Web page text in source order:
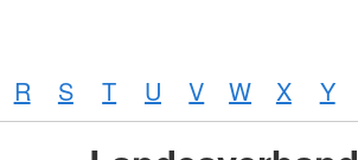
R S T U V W X Y